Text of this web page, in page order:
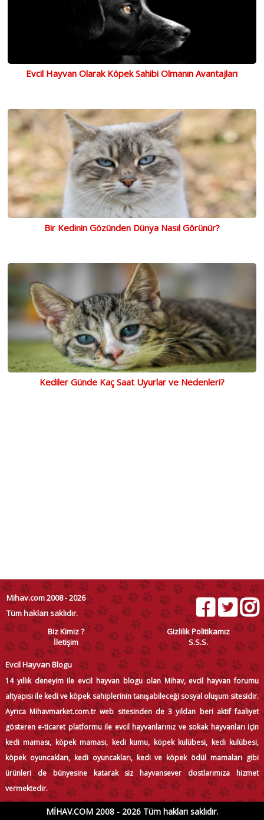
Evcil Hayvan Olarak Köpek Sahibi Olmanın Avantajları
Bir Kedinin Gözünden Dünya Nasıl Görünür?
Kediler Günde Kaç Saat Uyurlar ve Nedenleri?
Mihav.com 2008 - 2026
Tüm hakları saklıdır.
Biz Kimiz ?
Gizlilik Politikamız
İletişim
S.S.S.
Evcil Hayvan Blogu
14 yıllık deneyim ile evcil hayvan blogu olan Mihav, evcil hayvan forumu
altyapısı ile kedi ve köpek sahiplerinin tanışabileceği sosyal oluşum sitesidir.
Ayrıca Mihavmarket.com.tr web sitesinden de 3 yıldan beri aktif faaliyet
gösteren e-ticaret platformu ile evcil hayvanlarınız ve sokak hayvanları için
kedi maması, köpek maması, kedi kumu, köpek kulübesi, kedi kulübesi,
köpek oyuncakları, kedi oyuncakları, kedi ve köpek ödül mamaları gibi
ürünleri de bünyesine katarak siz hayvansever dostlarımıza hizmet
vermektedir.
MİHAV.COM 2008 - 2026 Tüm hakları saklıdır.